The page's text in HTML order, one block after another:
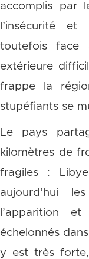
accomplis par
l’insécurité
toutefois face
extérieure
frappe la
stupéfiants se
Le pays
kilomètres de
fragiles :
aujourd’hui
l’apparition
échelonnés
y est très forte,